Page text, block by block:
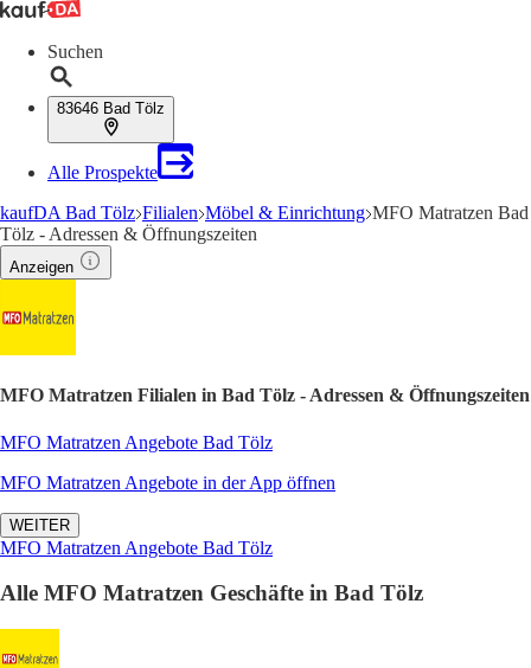
Suchen
83646 Bad Tölz
Alle Prospekte
kaufDA Bad Tölz Filialen Möbel & Einrichtung MFO Matratzen Bad
Tölz - Adressen & Öffnungszeiten
Anzeigen
MFO Matratzen Filialen in Bad Tölz - Adressen & Öffnungszeiten
MFO Matratzen Angebote Bad Tölz
MFO Matratzen Angebote in der App öffnen
WEITER
MFO Matratzen Angebote Bad Tölz
Alle MFO Matratzen Geschäfte in Bad Tölz